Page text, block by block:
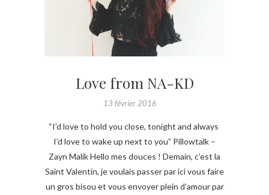
Love from NA-KD
13 février 2016
“I’d love to hold you close, tonight and always
I’d love to wake up next to you” Pillowtalk –
Zayn Malik Hello mes douces ! Demain, c’est la
Saint Valentin, je voulais passer par ici vous faire
un gros bisou et vous envoyer plein d’amour par